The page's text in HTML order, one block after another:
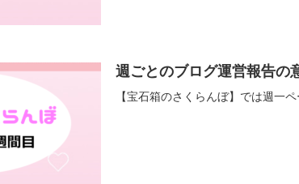
週ごとのブログ運営報告の
【宝石箱のさくらんぼ】では週一